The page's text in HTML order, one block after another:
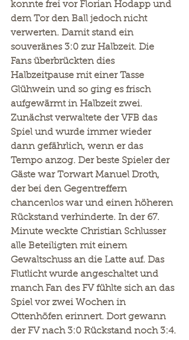
konnte frei vor Florian Hodapp und
dem Tor den Ball jedoch nicht
verwerten. Damit stand ein
souveränes 3:0 zur Halbzeit. Die
Fans überbrückten dies
Halbzeitpause mit einer Tasse
Glühwein und so ging es frisch
aufgewärmt in Halbzeit zwei.
Zunächst verwaltete der VFB das
Spiel und wurde immer wieder
dann gefährlich, wenn er das
Tempo anzog. Der beste Spieler der
Gäste war Torwart Manuel Droth,
der bei den Gegentreffern
chancenlos war und einen höheren
Rückstand verhinderte. In der 67.
Minute weckte Christian Schlusser
alle Beteiligten mit einem
Gewaltschuss an die Latte auf. Das
Flutlicht wurde angeschaltet und
manch Fan des FV fühlte sich an das
Spiel vor zwei Wochen in
Ottenhöfen erinnert. Dort gewann
der FV nach 3:0 Rückstand noch 3:4.